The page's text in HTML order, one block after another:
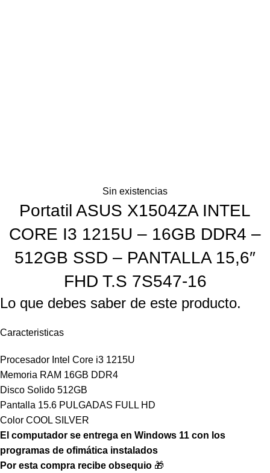
Sin existencias
Portatil ASUS X1504ZA INTEL
CORE I3 1215U – 16GB DDR4 –
512GB SSD – PANTALLA 15,6″
FHD T.S 7S547-16
Lo que debes saber de este producto.
Caracteristicas
Procesador Intel Core i3 1215U
Memoria RAM 16GB DDR4
Disco Solido 512GB
Pantalla 15.6 PULGADAS FULL HD
Color COOL SILVER
El computador se entrega en Windows 11 con los
programas de ofimática instalados
Por esta compra recibe obsequio 🎁